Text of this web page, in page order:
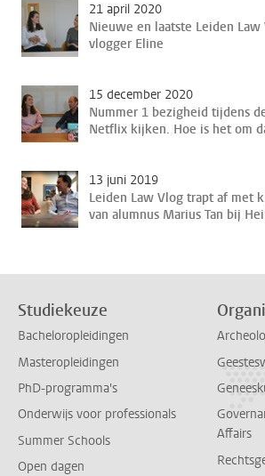
21 april 2020
Nieuwe en laatste Leiden Law
vlogger Eline
15 december 2020
Nummer 1 bezigheid tijdens
Netflix kijken. Hoe is het om
13 juni 2019
Leiden Law Vlog trapt af met
van alumnus Marius Tan bij
Studiekeuze
Bacheloropleidingen
Masteropleidingen
PhD-programma's
Onderwijs voor professionals
Summer Schools
Open dagen
Affairs